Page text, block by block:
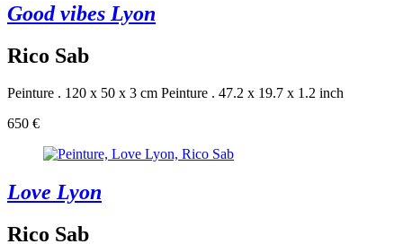
Good vibes Lyon
Rico Sab
Peinture . 120 x 50 x 3 cm Peinture . 47.2 x 19.7 x 1.2 inch
650 €
Love Lyon
Rico Sab